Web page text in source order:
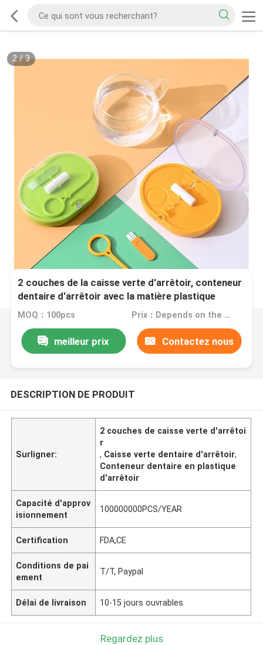
2/3
2 couches de la caisse verte d'arrêtoir, conteneur
dentaire d'arrêtoir avec la matière plastique
MOQ：100pcs Prix：Depends on the order quantity
meilleur prix Contactez nous
DESCRIPTION DE PRODUIT
Surligner:
2 couches de caisse verte d'arrêtoi
r
, Caisse verte dentaire d'arrêtoir,
Conteneur dentaire en plastique
d'arrêtoir
Capacité d'approv
isionnement
100000000PCS/YEAR
Certification FDA,CE
Conditions de pai
ement
T/T, Paypal
Délai de livraison 10-15 jours ouvrables
Regardez plus